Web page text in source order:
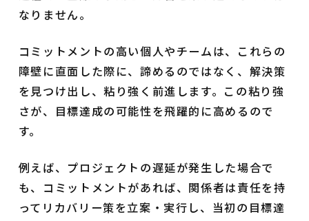
なりません。
コミットメントの高い個人やチームは、これらの
障壁に直面した際に、諦めるのではなく、解決策
を見つけ出し、粘り強く前進します。この粘り強
さが、目標達成の可能性を飛躍的に高めるので
す。
例えば、プロジェクトの遅延が発生した場合で
も、コミットメントがあれば、関係者は責任を持
ってリカバリー策を立案・実行し、当初の目標達